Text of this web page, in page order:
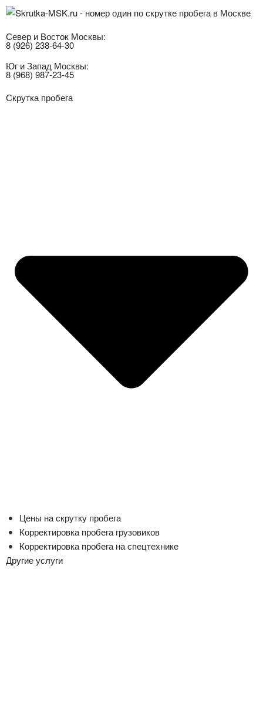
Север и Восток Москвы:
8 (926) 238-64-30
Юг и Запад Москвы:
8 (968) 987-23-45
Скрутка пробега
Цены на скрутку пробега
Корректировка пробега грузовиков
Корректировка пробега на спецтехнике
Другие услуги